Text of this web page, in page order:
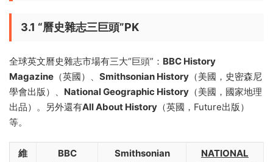
3.1 “曆史雜志三巨頭”PK
全球英文曆史雜志市場有三大“巨頭”： BBC History
Magazine （英國）、 Smithsonian History （美國，史密森尼
學會出版）、 National Geographic History （美國，國家地理
出品）。另外還有All About History （英國，Future出版）
等。
維
BBC
Smithsonian
NATIONAL